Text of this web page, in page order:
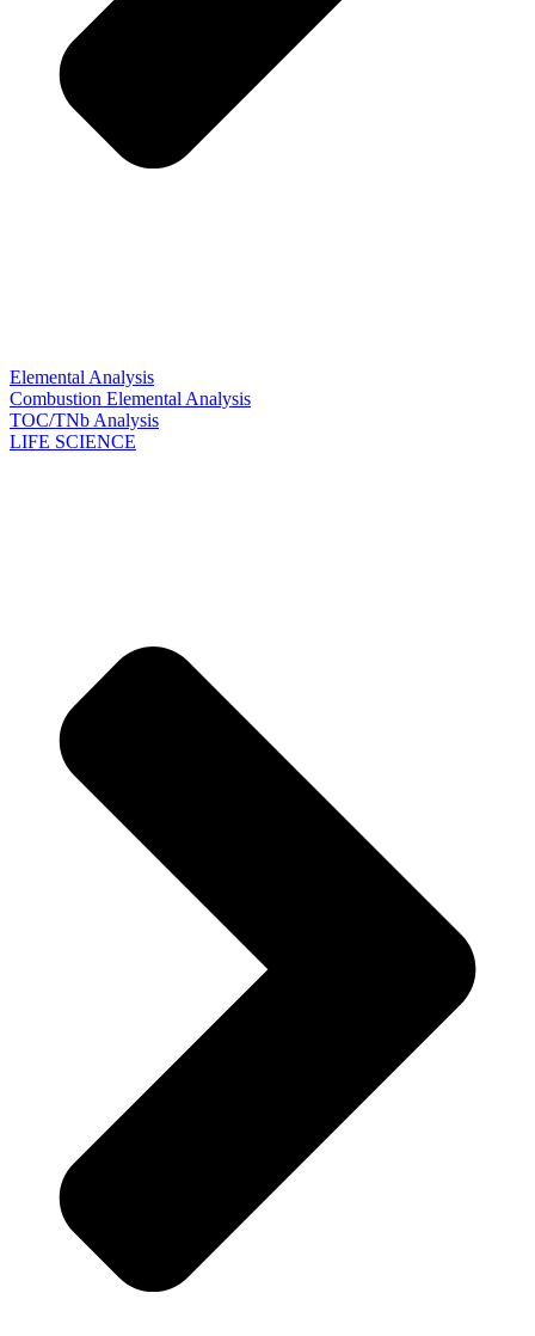
Elemental Analysis
Combustion Elemental Analysis
TOC/TNb Analysis
LIFE SCIENCE